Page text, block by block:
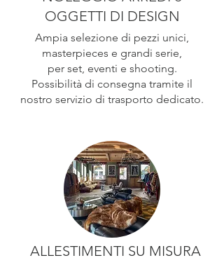
OGGETTI DI DESIGN
Ampia selezione di pezzi unici,
masterpieces e grandi serie,
per set, eventi e shooting.
Possibilità di consegna tramite il
nostro servizio di trasporto dedicato.
ALLESTIMENTI SU MISURA